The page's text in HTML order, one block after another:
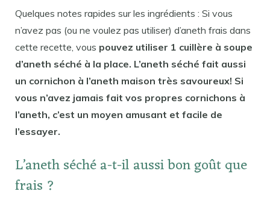
Quelques notes rapides sur les ingrédients : Si vous
n’avez pas (ou ne voulez pas utiliser) d’aneth frais dans
cette recette, vous pouvez utiliser 1 cuillère à soupe
d’aneth séché à la place. L’aneth séché fait aussi
un cornichon à l’aneth maison très savoureux! Si
vous n’avez jamais fait vos propres cornichons à
l’aneth, c’est un moyen amusant et facile de
l’essayer.
L’aneth séché a-t-il aussi bon goût que
frais ?